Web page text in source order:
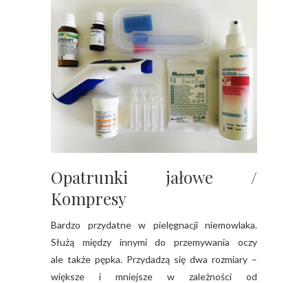
Opatrunki jałowe /
Kompresy
Bardzo przydatne w pielęgnacji niemowlaka.
Służą między innymi do przemywania oczy
ale także pępka. Przydadzą się dwa rozmiary –
większe i mniejsze w zależności od